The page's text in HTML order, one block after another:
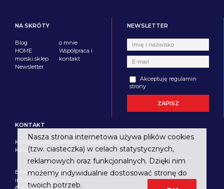
Nasza strona internetowa używa plików cookies
(tzw. ciasteczka) w celach statystycznych,
reklamowych oraz funkcjonalnych. Dzięki nim
możemy indywidualnie dostosować stronę do
twoich potrzeb.
NA SKRÓTY
Blog
HOME
morski sklep
Newsletter
o mnie
Współpraca i
kontakt
NEWSLETTER
Akceptuję regulamin
strony
KONTAKT
Kontaktujcie się śmiało i w każdej sprawie.
Kasia
Email imagine.info@wp.pl
info@zonamarynarza.pl